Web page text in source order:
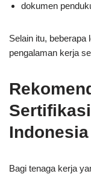
dokumen
Selain itu,
pengalaman kerja
Indonesia
Bagi tenaga kerja